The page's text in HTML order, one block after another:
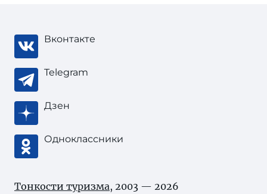
Вконтакте
Telegram
Дзен
Одноклассники
Тонкости туризма, 2003 — 2026